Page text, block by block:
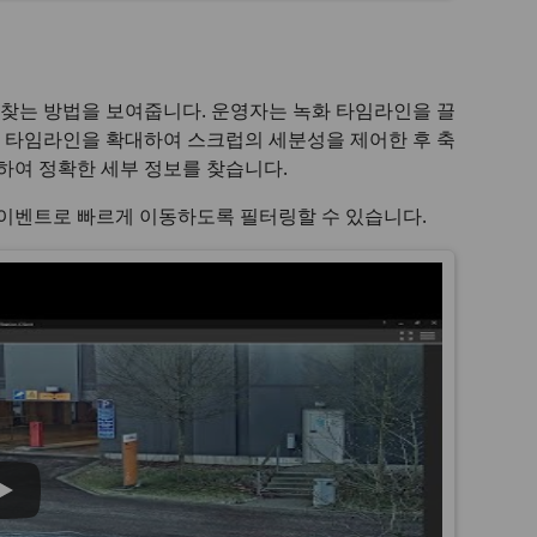
는 방법을 보여줍니다. 운영자는 녹화 타임라인을 끌
임라인을 확대하여 스크럽의 세분성을 제어한 후 축
여 정확한 세부 정보를 찾습니다.
트로 빠르게 이동하도록 필터링할 수 있습니다.